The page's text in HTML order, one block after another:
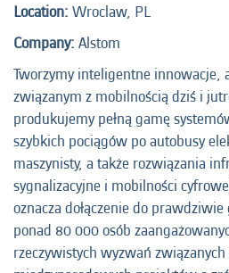
Location: Wroclaw, PL
Company: Alstom
Tworzymy inteligentne innowacje,
związanym z mobilnością dziś i
produkujemy pełną gamę
szybkich pociągów po autobusy
maszynisty, a także rozwiązania
sygnalizacyjne i mobilności
oznacza dołączenie do prawdziwie
ponad 80 000 osób
rzeczywistych wyzwań